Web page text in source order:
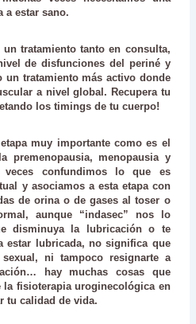
a estar sano.
tratamiento tanto en consulta,
de disfunciones del periné y
un tratamiento más activo donde
a nivel global. Recupera tu
los timings de tu cuerpo!
muy importante como es el
premenopausia, menopausia y
veces confundimos lo que es
y asociamos a esta etapa con
de orina o de gases al toser o
aunque “indasec” nos lo
disminuya la lubricación o te
estar lubricada, no significa que
ni tampoco resignarte a
hay muchas cosas que
la fisioterapia uroginecológica en
tu calidad de vida.